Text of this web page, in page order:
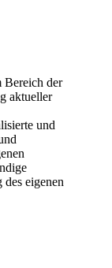
Bereich der
aktueller
und
eigenen